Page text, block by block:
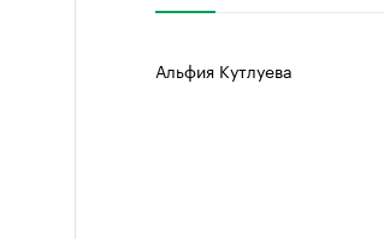
Альфия Кутлуева